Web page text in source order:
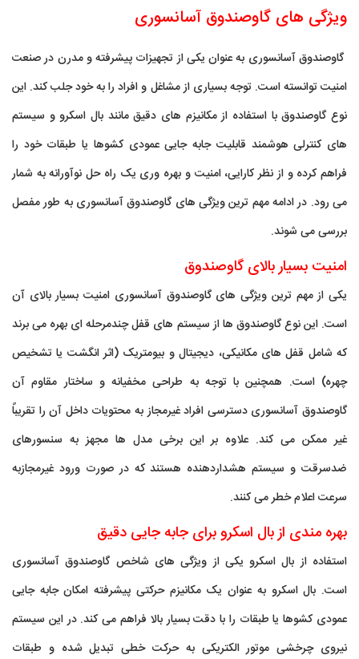
ویژگی های گاوصندوق آسانسوری
گاوصندوق آسانسوری به عنوان یکی از تجهیزات پیشرفته و مدرن در صنعت
امنیت توانسته است. توجه بسیاری از مشاغل و افراد را به خود جلب کند. این
نوع گاوصندوق با استفاده از مکانیزم های دقیق مانند بال اسکرو و سیستم
های کنترلی هوشمند قابلیت جابه جایی عمودی کشوها یا طبقات خود را
فراهم کرده و از نظر کارایی، امنیت و بهره وری یک راه حل نوآورانه به شمار
می رود. در ادامه مهم ترین ویژگی های گاوصندوق آسانسوری به طور مفصل
بررسی می شوند.
امنیت بسیار بالای گاوصندوق
یکی از مهم ترین ویژگی های گاوصندوق آسانسوری امنیت بسیار بالای آن
است. این نوع گاوصندوق ها از سیستم های قفل چندمرحله ای بهره می برند
که شامل قفل های مکانیکی، دیجیتال و بیومتریک (اثر انگشت یا تشخیص
چهره) است. همچنین با توجه به طراحی مخفیانه و ساختار مقاوم آن
گاوصندوق آسانسوری دسترسی افراد غیرمجاز به محتویات داخل آن را تقریباً
غیر ممکن می کند. علاوه بر این برخی مدل ها مجهز به سنسورهای
ضدسرقت و سیستم هشداردهنده هستند که در صورت ورود غیرمجازبه
سرعت اعلام خطر می کنند.
بهره مندی از بال اسکرو برای جابه جایی دقیق
استفاده از بال اسکرو یکی از ویژگی های شاخص گاوصندوق آسانسوری
است. بال اسکرو به عنوان یک مکانیزم حرکتی پیشرفته امکان جابه جایی
عمودی کشوها یا طبقات را با دقت بسیار بالا فراهم می کند. در این سیستم
نیروی چرخشی موتور الکتریکی به حرکت خطی تبدیل شده و طبقات